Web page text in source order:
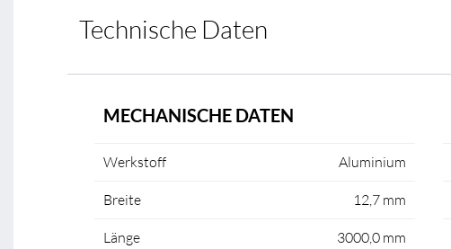
Technische Daten
MECHANISCHE DATEN
Werkstoff Aluminium
Breite 12,7 mm
Länge 3000,0 mm